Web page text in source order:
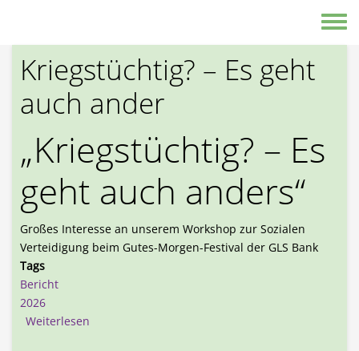
Kriegstüchtig? – Es geht
auch ander
„Kriegstüchtig? – Es
geht auch anders“
Großes Interesse an unserem Workshop zur Sozialen
Verteidigung beim Gutes-Morgen-Festival der GLS Bank
Tags
Bericht
2026
Weiterlesen